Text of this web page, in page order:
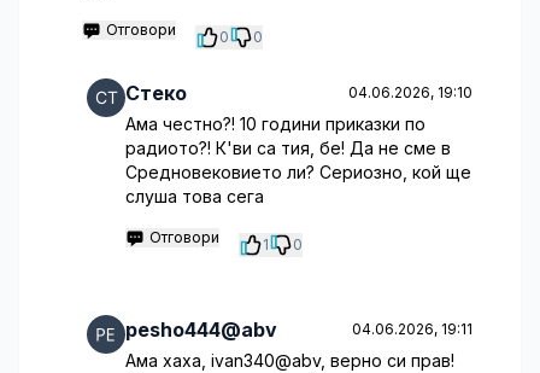
Отговори 0 0
Стеко 04.06.2026, 19:10
Ама честно?! 10 години приказки по
радиото?! К'ви са тия, бе! Да не сме в
Средновековието ли? Сериозно, кой ще
слуша това сега
Отговори 1 0
pesho444@abv 04.06.2026, 19:11
Ама хаха, ivan340@abv, верно си прав!